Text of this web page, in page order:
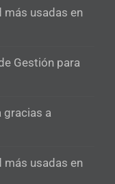
más usadas en
Gestión para
gracias a
más usadas en